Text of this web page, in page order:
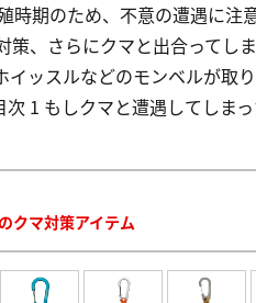
時期のため、不意の遭遇に注
策、さらにクマと出合ってし
ッスルなどのモンベルが取
1 もしクマと遭遇してしま
クマ対策アイテム